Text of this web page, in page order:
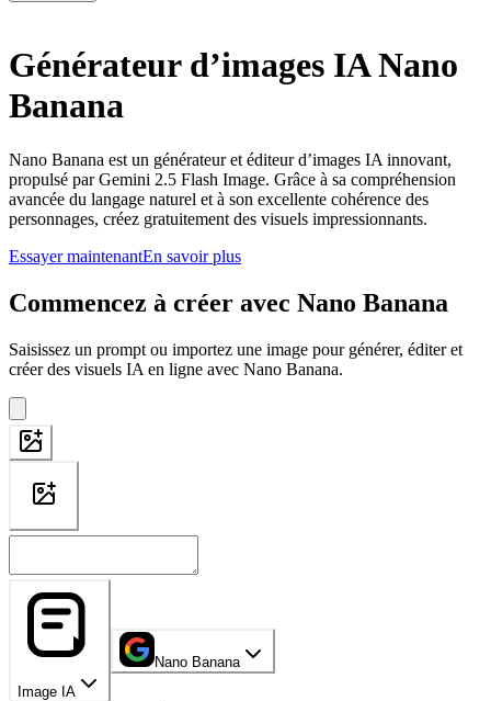
Générateur d’images IA Nano
Banana
Nano Banana est un générateur et éditeur d’images IA innovant,
propulsé par Gemini 2.5 Flash Image. Grâce à sa compréhension
avancée du langage naturel et à son excellente cohérence des
personnages, créez gratuitement des visuels impressionnants.
Essayer maintenantEn savoir plus
Commencez à créer avec Nano Banana
Saisissez un prompt ou importez une image pour générer, éditer et
créer des visuels IA en ligne avec Nano Banana.
Image IA
Nano Banana